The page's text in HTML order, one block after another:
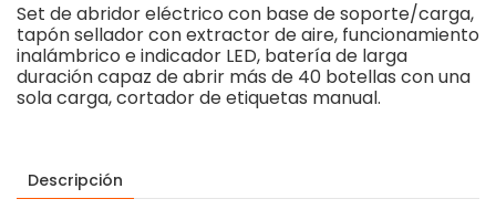
Set de abridor eléctrico con base de soporte/carga,
tapón sellador con extractor de aire, funcionamiento
inalámbrico e indicador LED, batería de larga
duración capaz de abrir más de 40 botellas con una
sola carga, cortador de etiquetas manual.
Descripción